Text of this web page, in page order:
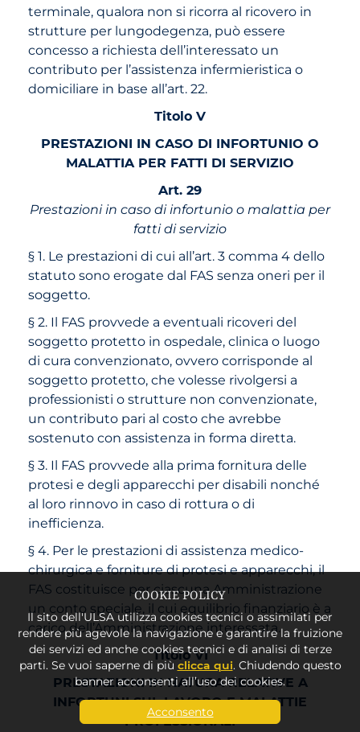
terminale, qualora non si ricorra al ricovero in
strutture per lungodegenza, può essere
concesso a richiesta dell’interessato un
contributo per l’assistenza infermieristica o
domiciliare in base all’art. 22.
Titolo V
PRESTAZIONI IN CASO DI INFORTUNIO O
MALATTIA PER FATTI DI SERVIZIO
Art. 29
Prestazioni in caso di infortunio o malattia per
fatti di servizio
§ 1. Le prestazioni di cui all’art. 3 comma 4 dello
statuto sono erogate dal FAS senza oneri per il
soggetto.
§ 2. Il FAS provvede a eventuali ricoveri del
soggetto protetto in ospedale, clinica o luogo
di cura convenzionato, ovvero corrisponde al
soggetto protetto, che volesse rivolgersi a
professionisti o strutture non convenzionate,
un contributo pari al costo che avrebbe
sostenuto con assistenza in forma diretta.
§ 3. Il FAS provvede alla prima fornitura delle
protesi e degli apparecchi per disabili nonché
al loro rinnovo in caso di rottura o di
inefficienza.
§ 4. Per le prestazioni di assistenza medico-
chirurgica e forniture di protesi e apparecchi, il
FAS costituisce per ciascuna Amministrazione
un conto speciale, il cui equilibrio finanziario è a
carico dell’Amministrazione interessata.
Titolo VI
PRESTAZIONI IN NATURA RELATIVE A
INFORTUNI SUL LAVORO E MALATTIE
PROFESSIONALI
COOKIE POLICY
Il sito dell'ULSA utilizza cookies tecnici o assimilati per
rendere più agevole la navigazione e garantire la fruizione
dei servizi ed anche cookies tecnici e di analisi di terze
parti. Se vuoi saperne di piùclicca qui. Chiudendo questo
banner acconsenti all’uso dei cookies.
Acconsento